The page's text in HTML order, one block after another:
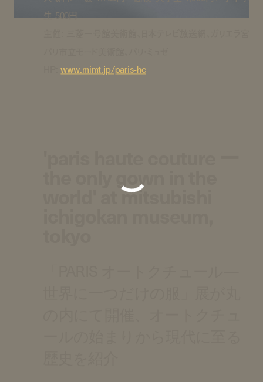
生 500円
HP:www.mimt.jp/paris-hc
the only gown in the
world' at mitsubishi